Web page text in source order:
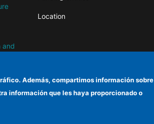
and
Location
Además, compartimos información sobre
información que les haya proporcionado o